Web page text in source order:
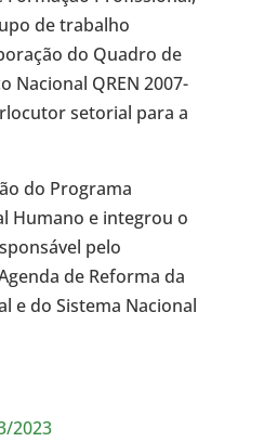
de trabalho
do Quadro de
Nacional QREN 2007-
setorial para a
do Programa
Humano e integrou o
pelo
de Reforma da
e do Sistema Nacional
2023